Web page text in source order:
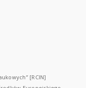
[RCIN]